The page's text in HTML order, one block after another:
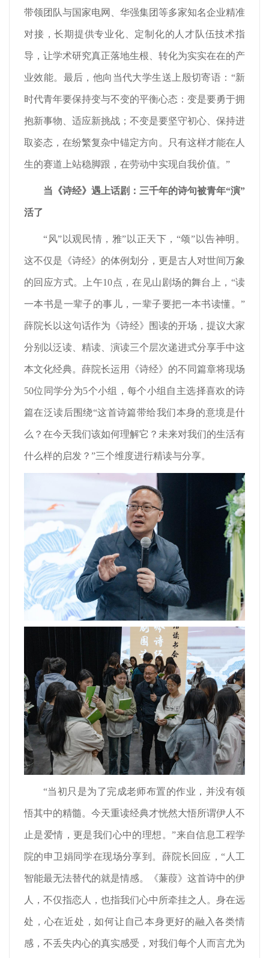
带领团队与国家电网、华强集团等多家知名企业精准
对接，长期提供专业化、定制化的人才队伍技术指
导，让学术研究真正落地生根、转化为实实在在的产
业效能。最后，他向当代大学生送上殷切寄语：“新
时代青年要保持变与不变的平衡心态：变是要勇于拥
抱新事物、适应新挑战；不变是要坚守初心、保持进
取姿态，在纷繁复杂中锚定方向。只有这样才能在人
生的赛道上站稳脚跟，在劳动中实现自我价值。”
当《诗经》遇上话剧：三千年的诗句被青年“演”
活了
“风”以观民情，雅”以正天下，“颂”以告神明。
这不仅是《诗经》的体例划分，更是古人对世间万象
的回应方式。上午10点，在见山剧场的舞台上，“读
一本书是一辈子的事儿，一辈子要把一本书读懂。”
薛院长以这句话作为《诗经》围读的开场，提议大家
分别以泛读、精读、演读三个层次递进式分享手中这
本文化经典。薛院长运用《诗经》的不同篇章将现场
50位同学分为5个小组，每个小组自主选择喜欢的诗
篇在泛读后围绕“这首诗篇带给我们本身的意境是什
么？在今天我们该如何理解它？未来对我们的生活有
什么样的启发？”三个维度进行精读与分享。
“当初只是为了完成老师布置的作业，并没有领
悟其中的精髓。今天重读经典才恍然大悟所谓伊人不
止是爱情，更是我们心中的理想。”来自信息工程学
院的申卫娟同学在现场分享到。薛院长回应，“人工
智能最无法替代的就是情感。《蒹葭》这首诗中的伊
人，不仅指恋人，也指我们心中所牵挂之人。身在远
处，心在近处，如何让自己本身更好的融入各类情
感，不丢失内心的真实感受，对我们每个人而言尤为